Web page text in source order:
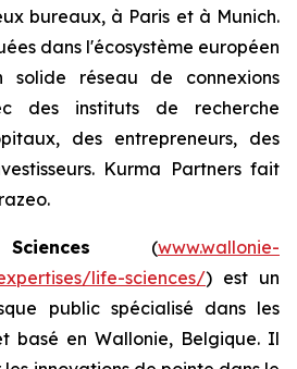
bureaux, à Paris et à Munich.
dans l'écosystème européen
réseau de connexions
des instituts de recherche
des entrepreneurs, des
Kurma Partners fait
(www.wallonie-
life-sciences/) est un
public spécialisé dans les
basé en Wallonie, Belgique. Il